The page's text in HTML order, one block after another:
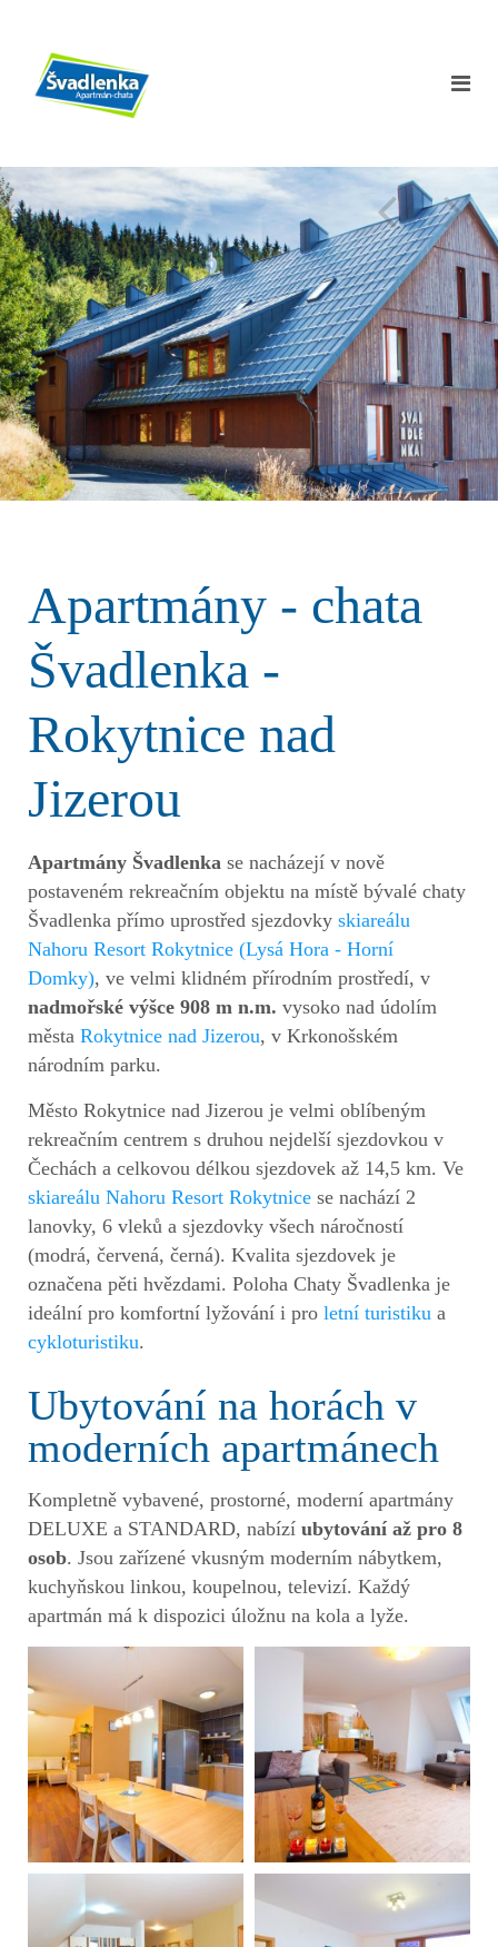
Apartmány - chata
Švadlenka -
Rokytnice nad
Jizerou
Apartmány Švadlenka se nacházejí v nově
postaveném rekreačním objektu na místě bývalé chaty
Švadlenka přímo uprostřed sjezdovky skiareálu
Nahoru Resort Rokytnice (Lysá Hora - Horní
Domky), ve velmi klidném přírodním prostředí, v
nadmořské výšce 908 m n.m. vysoko nad údolím
města Rokytnice nad Jizerou, v Krkonošském
národním parku.
Město Rokytnice nad Jizerou je velmi oblíbeným
rekreačním centrem s druhou nejdelší sjezdovkou v
Čechách a celkovou délkou sjezdovek až 14,5 km. Ve
skiareálu Nahoru Resort Rokytnice se nachází 2
lanovky, 6 vleků a sjezdovky všech náročností
(modrá, červená, černá). Kvalita sjezdovek je
označena pěti hvězdami. Poloha Chaty Švadlenka je
ideální pro komfortní lyžování i pro letní turistiku a
cykloturistiku.
Ubytování na horách v
moderních apartmánech
Kompletně vybavené, prostorné, moderní apartmány
DELUXE a STANDARD, nabízí ubytování až pro 8
osob. Jsou zařízené vkusným moderním nábytkem,
kuchyňskou linkou, koupelnou, televizí. Každý
apartmán má k dispozici úložnu na kola a lyže.